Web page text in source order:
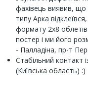
фахівець виявив, що
типу Арка
формату 2х8
постер і ми його
- Палладіна, пр-т
Стабільний контакт
(Київська область) :)